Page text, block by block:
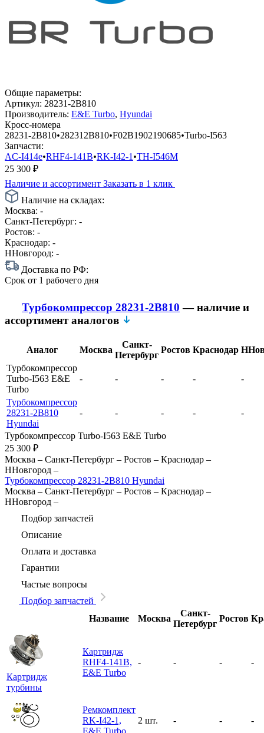
Общие параметры:
Артикул: 28231-2B810
Производитель: E&E Turbo, Hyundai
Кросс-номера
28231-2B810•282312B810•F02B1902190685•Turbo-I563
Запчасти:
AC-I414e•RHF4-141B•RK-I42-1 •TH-I546M
25 300 ₽
Наличие и ассортимент Заказать в 1 клик
Наличие на складах:
Москва: -
Санкт-Петербург: -
Ростов: -
Краснодар: -
ННовгород: -
Доставка по РФ:
Срок от 1 рабочего дня
Турбокомпрессор 28231-2B810 — наличие и
ассортимент аналогов
Аналог Москва
Санкт-
Петербург
Ростов Краснодар
Турбокомпрессор
Turbo-I563 E&E
Turbo
- - - - -
Турбокомпрессор
28231-2B810
Hyundai
- - - - -
Турбокомпрессор Turbo-I563 E&E Turbo
25 300 ₽
Москва – Санкт-Петербург – Ростов – Краснодар –
ННовгород –
Турбокомпрессор 28231-2B810 Hyundai
Москва – Санкт-Петербург – Ростов – Краснодар –
ННовгород –
Подбор запчастей
Описание
Оплата и доставка
Гарантии
Частые вопросы
Подбор запчастей
Название
Москва
Санкт-
Петербург
Ростов
Картридж
турбины
Картридж
RHF4-141B,
E&E Turbo
- - - -
Ремкомплект
RK-I42-1,
2 шт. - - -